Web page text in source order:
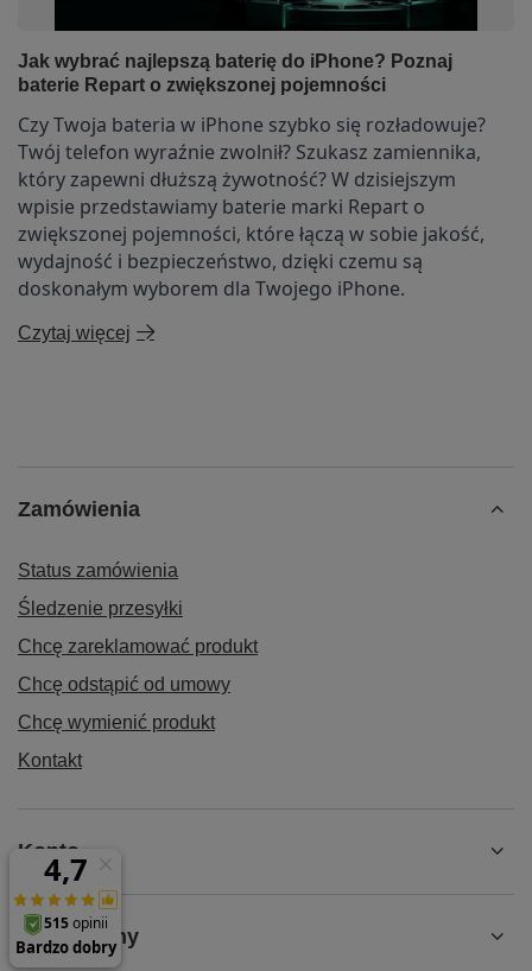
Jak wybrać najlepszą baterię do iPhone? Poznaj
baterie Repart o zwiększonej pojemności
Czy Twoja bateria w iPhone szybko się rozładowuje?
Twój telefon wyraźnie zwolnił? Szukasz zamiennika,
który zapewni dłuższą żywotność?W dzisiejszym
wpisie przedstawiamy baterie marki Repart o
zwiększonej pojemności, które łączą w sobie jakość,
wydajność i bezpieczeństwo, dzięki czemu są
doskonałym wyborem dla Twojego iPhone.
Czytaj więcej
Zamówienia
Status zamówienia
Śledzenie przesyłki
Chcę zareklamować produkt
Chcę odstąpić od umowy
Chcę wymienić produkt
Kontakt
Konto
Regulaminy